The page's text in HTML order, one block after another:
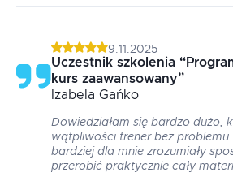
9.11.2025
Uczestnik szkolenia “
kurs zaawansowany”
Izabela Gańko
Dowiedziałam się bardzo dużo,
wątpliwości trener bez problemu
bardziej dla mnie zrozumiały
przerobić praktycznie cały